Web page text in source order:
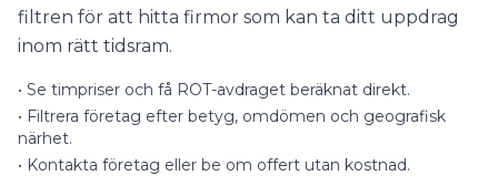
filtren för att hitta firmor som kan ta ditt uppdrag
inom rätt tidsram.
• Se timpriser och få ROT-avdraget beräknat direkt.
• Filtrera företag efter betyg, omdömen och geografisk
närhet.
• Kontakta företag eller be om offert utan kostnad.